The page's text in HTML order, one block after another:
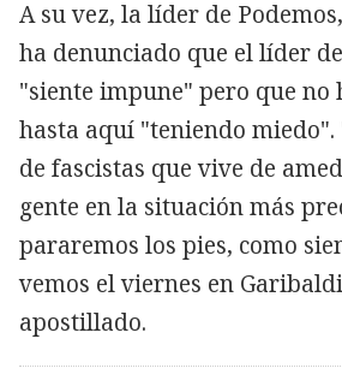
​A su vez, la líder de
ha denunciado que el líder
"siente impune" pero que no
hasta aquí "teniendo miedo".
de fascistas que vive de
gente en la situación más
pararemos los pies, como
vemos el viernes en
apostillado.